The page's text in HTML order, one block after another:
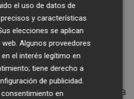
europea, es
con una duración
de ocho) y cumplir el
de costes",
señala en la sentencia
el uso de datos de
y características
elecciones se aplican
Algunos proveedores
el interés legítimo en
tiene derecho a
de publicidad.
en